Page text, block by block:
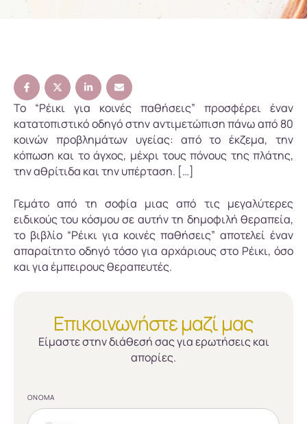
Το “Ρέικι για κοινές παθήσεις” προσφέρει έναν
κατατοπιστικό οδηγό στην αντιμετώπιση πάνω από 80
κοινών προβλημάτων υγείας: από το έκζεμα, την
κόπωση και το άγχος, μέχρι τους πόνους της πλάτης,
την αθρίτιδα και την υπέρταση. […]
Γεμάτο από τη σοφία μιας από τις μεγαλύτερες
ειδικούς του κόσμου σε αυτήν τη δημοφιλή θεραπεία,
το βιβλίο “Ρέικι για κοινές παθήσεις” αποτελεί έναν
απαραίτητο οδηγό τόσο για αρχάριους στο Ρέικι, όσο
και για έμπειρους θεραπευτές.
Επικοινωνήστε μαζί μας
Είμαστε στην διάθεσή σας για ερωτήσεις και
απορίες.
ΌΝΟΜΑ